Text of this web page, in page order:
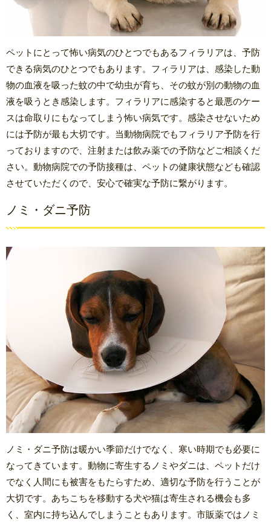
ペットにとって怖い病気のひとつでもあるフィラリアは、予防
できる病気のひとつでもあります。フィラリアは、感染した動
物の血液を吸った蚊の中で幼虫が育ち、その蚊が別の動物の血
液を吸うとき感染します。フィラリアに感染すると最悪のケー
スは命取りにもなってしまう怖い病気です。感染させないため
には予防が最も大切です。当動物病院でもフィラリア予防を行
っておりますので、注射または飲み薬での予防などご相談くだ
さい。動物病院での予防接種は、ペットの健康状態なども確認
させていただくので、安心で確実な予防に繋がります。
ノミ・ダニ予防
ノミ・ダニ予防は暖かい季節だけでなく、寒い時期でも必要に
なってきています。動物に寄生するノミやダニは、ペットだけ
でなく人間にも被害をもたらすため、適切な予防を行うことが
大切です。あちこちを移動する犬や猫は寄生される機会も多
く、室内に持ち込んでしまうこともあります。市販薬ではノミ